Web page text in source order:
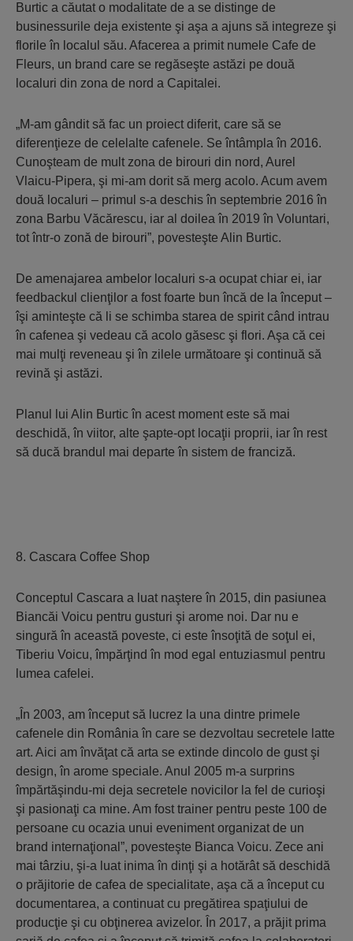
Burtic a căutat o modalitate de a se distinge de
businessurile deja existente şi aşa a ajuns să integreze şi
florile în localul său. Afacerea a primit numele Cafe de
Fleurs, un brand care se regăseşte astăzi pe două
localuri din zona de nord a Capitalei.
„M-am gândit să fac un proiect diferit, care să se
diferenţieze de celelalte cafenele. Se întâmpla în 2016.
Cunoşteam de mult zona de birouri din nord, Aurel
Vlaicu-Pipera, şi mi-am dorit să merg acolo. Acum avem
două localuri – primul s-a deschis în septembrie 2016 în
zona Barbu Văcărescu, iar al doilea în 2019 în Voluntari,
tot într-o zonă de birouri”, povesteşte Alin Burtic.
De amenajarea ambelor localuri s-a ocupat chiar ei, iar
feedbackul clienţilor a fost foarte bun încă de la început –
îşi aminteşte că li se schimba starea de spirit când intrau
în cafenea şi vedeau că acolo găsesc şi flori. Aşa că cei
mai mulţi reveneau şi în zilele următoare şi continuă să
revină şi astăzi.
Planul lui Alin Burtic în acest moment este să mai
deschidă, în viitor, alte şapte-opt locaţii proprii, iar în rest
să ducă brandul mai departe în sistem de franciză.
8. Cascara Coffee Shop
Conceptul Cascara a luat naştere în 2015, din pasiunea
Biancăi Voicu pentru gusturi şi arome noi. Dar nu e
singură în această poveste, ci este însoţită de soţul ei,
Tiberiu Voicu, împărţind în mod egal entuziasmul pentru
lumea cafelei.
„În 2003, am început să lucrez la una dintre primele
cafenele din România în care se dezvoltau secretele latte
art. Aici am învăţat că arta se extinde dincolo de gust şi
design, în arome speciale. Anul 2005 m-a surprins
împărtăşindu-mi deja secretele novicilor la fel de curioşi
şi pasionaţi ca mine. Am fost trainer pentru peste 100 de
persoane cu ocazia unui eveniment organizat de un
brand internaţional”, povesteşte Bianca Voicu. Zece ani
mai târziu, şi-a luat inima în dinţi şi a hotărât să deschidă
o prăjitorie de cafea de specialitate, aşa că a început cu
documentarea, a continuat cu pregătirea spaţiului de
producţie şi cu obţinerea avizelor. În 2017, a prăjit prima